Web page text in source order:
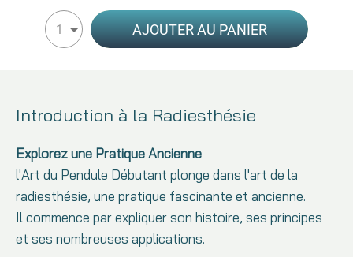
1 AJOUTER AU PANIER
Introduction à la Radiesthésie
Explorez une Pratique Ancienne
l'Art du Pendule Débutant plonge dans l'art de la
radiesthésie, une pratique fascinante et ancienne.
Il commence par expliquer son histoire, ses principes
et ses nombreuses applications.